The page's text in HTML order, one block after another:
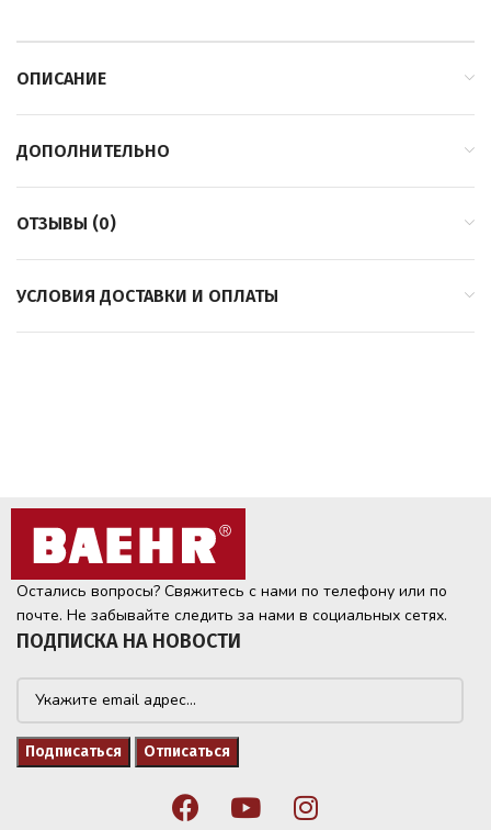
ОПИСАНИЕ
ДОПОЛНИТЕЛЬНО
ОТЗЫВЫ (0)
УСЛОВИЯ ДОСТАВКИ И ОПЛАТЫ
Остались вопросы? Свяжитесь с нами по телефону или по
почте. Не забывайте следить за нами в социальных сетях.
ПОДПИСКА НА НОВОСТИ